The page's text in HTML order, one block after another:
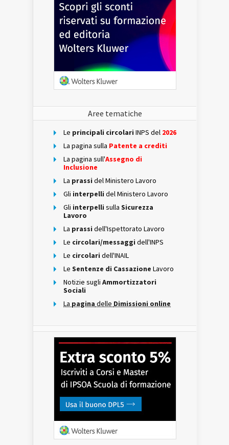
Aree tematiche
Le principali circolari INPS del 2026
La pagina sulla Patente a crediti
La pagina sull'Assegno di
Inclusione
La prassi del Ministero Lavoro
Gli interpelli del Ministero Lavoro
Gli interpelli sulla Sicurezza
Lavoro
La prassi dell'Ispettorato Lavoro
Le circolari/messaggi dell'INPS
Le circolari dell'INAIL
Le Sentenze di Cassazione Lavoro
Notizie sugli Ammortizzatori
Sociali
La pagina delle Dimissioni online